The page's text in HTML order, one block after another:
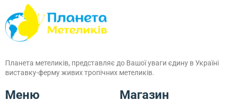
Планета метеликів, представляє до Вашої уваги єдину в Україні
виставку-ферму живих тропічних метеликів.
Меню Магазин